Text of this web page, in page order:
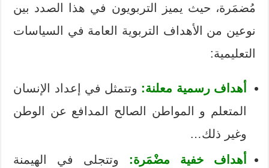
مُضمَرة، حيث يميز التربويون في هذا الصدد بين
نوعين من الأهداف التربوية العامة في السياسات
التعليمية:
أهداف رسمية معلنة: وتتمثل في إعداد الإنسان
المتعلم و المواطن الصالح المدافع عن الوطن
وغير ذلك…
أهداف خفية مضْمَرة: وتتجلى في الهيمنة